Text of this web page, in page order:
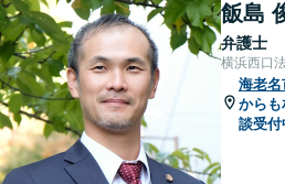
飯島
弁護士
横浜西口
海老名
からも
談受付